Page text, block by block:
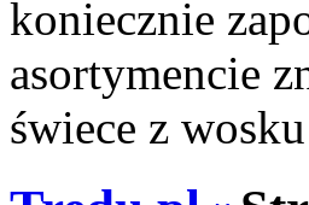
koniecznie
asortymencie
świece z